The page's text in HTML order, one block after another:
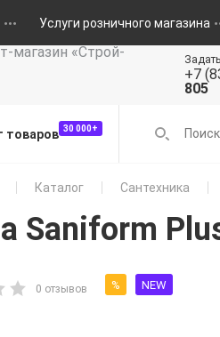
Услуги розничного магазина
+7
805
товаров 30 000+
Каталог Сантехника
Saniform
0 отзывов % NEW